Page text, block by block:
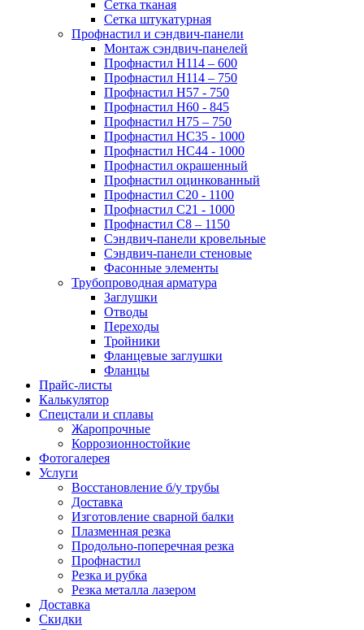
Сетка тканая
Сетка штукатурная
Профнастил и сэндвич-панели
Монтаж сэндвич-панелей
Профнастил Н114 – 600
Профнастил Н114 – 750
Профнастил Н57 - 750
Профнастил Н60 - 845
Профнастил Н75 – 750
Профнастил НС35 - 1000
Профнастил НС44 - 1000
Профнастил окрашенный
Профнастил оцинкованный
Профнастил С20 - 1100
Профнастил С21 - 1000
Профнастил С8 – 1150
Сэндвич-панели кровельные
Сэндвич-панели стеновые
Фасонные элементы
Трубопроводная арматура
Заглушки
Отводы
Переходы
Тройники
Фланцевые заглушки
Фланцы
Прайс-листы
Калькулятор
Спецстали и сплавы
Жаропрочные
Коррозионностойкие
Фотогалерея
Услуги
Восстановление б/у трубы
Доставка
Изготовление сварной балки
Плазменная резка
Продольно-поперечная резка
Профнастил
Резка и рубка
Резка металла лазером
Доставка
Скидки